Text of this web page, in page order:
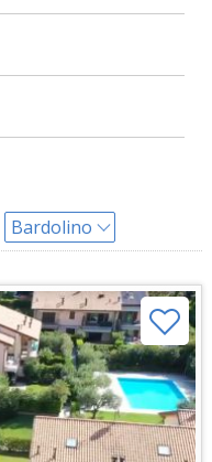
Bardolino